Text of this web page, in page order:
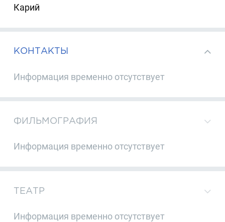
Карий
КОНТАКТЫ
Информация временно отсутствует
ФИЛЬМОГРАФИЯ
Информация временно отсутствует
ТЕАТР
Информация временно отсутствует